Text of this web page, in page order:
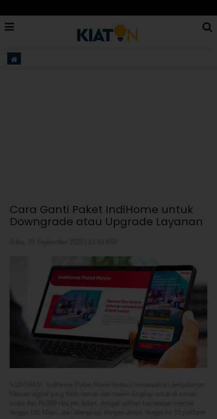
Cara Ganti Paket IndiHome untuk
Downgrade atau Upgrade Layanan